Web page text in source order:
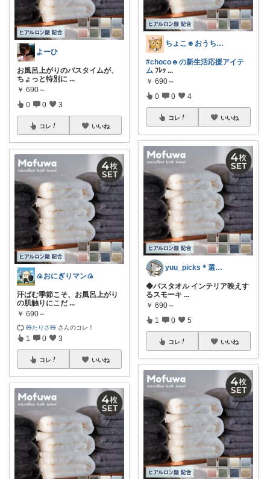
よーひ
お風呂上がりのバスタイムが、
ちょっと特別に ...
￥ 690～
0 0 3
コレ いいね
🍙おにぎりマン🍙
汗ばむ季節こそ、お風呂上がり
の肌触りにこだ ...
￥ 690～
🧸たりさ🧸 さんのコレ！
1 0 3
コレ いいね
ちょこ☻おうち時間充実🏠アイテム
#choco☻の新生活応援アイテ
ム ﾌﾚｯ ...
￥ 690～
0 0 4
コレ いいね
yuu_picks＊選ぶ楽しみ＊
◆バスタオル インテリア映えす
るスモーキ ...
￥ 690～
1 0 5
コレ いいね